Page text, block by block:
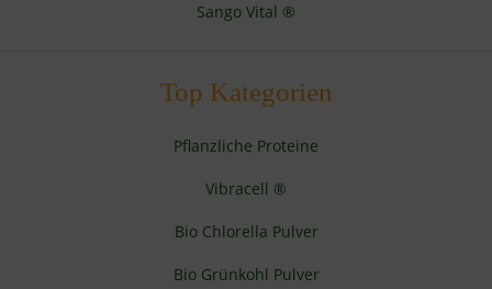
Sango Vital ®
Top Kategorien
Pflanzliche Proteine
Vibracell ®
Bio Chlorella Pulver
Bio Grünkohl Pulver